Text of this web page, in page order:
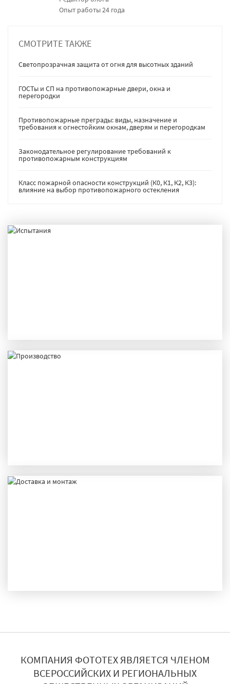
Опыт работы 24 года
СМОТРИТЕ ТАКЖЕ
Светопрозрачная защита от огня для высотных зданий
ГОСТы и СП на противопожарные двери, окна и
перегородки
Противопожарные преграды: виды, назначение и
требования к огнестойким окнам, дверям и перегородкам
Законодательное регулирование требований к
противопожарным конструкциям
Класс пожарной опасности конструкций (К0, К1, К2, К3):
влияние на выбор противопожарного остекления
КОМПАНИЯ ФОТОТЕХ ЯВЛЯЕТСЯ ЧЛЕНОМ
ВСЕРОССИЙСКИХ И РЕГИОНАЛЬНЫХ